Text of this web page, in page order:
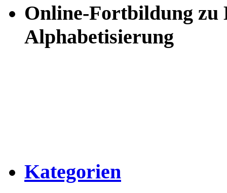
Online-Fortbildung zu
Alphabetisierung
Kategorien